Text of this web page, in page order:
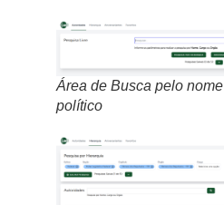
Área de Busca pelo
político